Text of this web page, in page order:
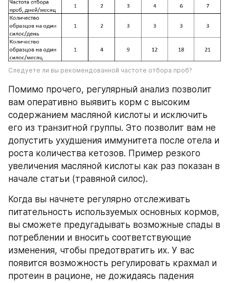
Следуете ли вы рекомендованной частоте отбора проб?
Помимо прочего, регулярный анализ позволит
вам оперативно выявить корм с высоким
содержанием масляной кислоты и исключить
его из транзитной группы. Это позволит вам не
допустить ухудшения иммунитета после отела и
роста количества кетозов. Пример резкого
увеличения масляной кислоты как раз показан в
начале статьи (травяной силос).
Когда вы начнете регулярно отслеживать
питательность используемых основных кормов,
вы сможете предугадывать возможные спады в
потреблении и вносить соответствующие
изменения, чтобы предотвратить их. У вас
появится возможность регулировать крахмал и
протеин в рационе, не дожидаясь падения